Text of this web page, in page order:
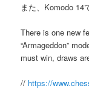
また、Komodo 14
There is one new
“Armageddon”
must win, draws
// https://